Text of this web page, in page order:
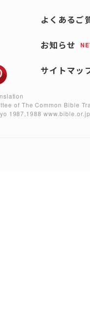
よくあるご
お知らせ
サイトマッ
of The Common Bible
1987,1988www.bible.or.jp